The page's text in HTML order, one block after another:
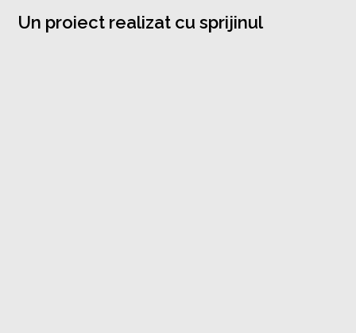
Un proiect realizat cu sprijinul